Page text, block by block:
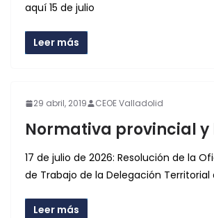
aquí 15 de julio
Leer más
29 abril, 2019 CEOE Valladolid
Normativa provincial y
17 de julio de 2026: Resolución de la
de Trabajo de la Delegación Territorial
Leer más